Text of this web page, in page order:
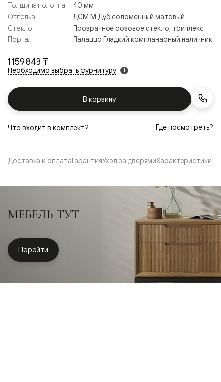
1 159 848 ₸
Необходимо выбрать фурнитуру i
В корзину
Толщина полотна
40 мм
Отделка
ДСМ.М Дуб соломенный матовый
Стекло
Прозрачное розовое стекло, триплекс
Портал
Палаццо Гладкий компланарный наличник
Что входит в комплект? Где посмотреть?
Доставка и оплатаГарантияУход за дверямиХарактеристики
МЕБЕЛЬ ТУТ
Перейти